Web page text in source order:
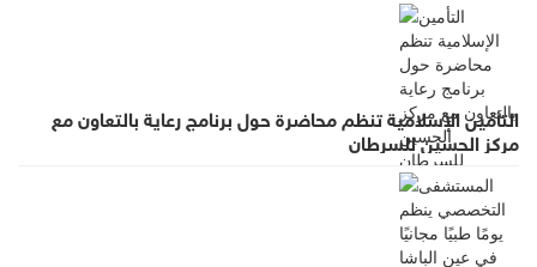
التأمين الإسلامية تنظم محاضرة حول برنامج رعاية بالتعاون مع
مركز الحسين للسرطان